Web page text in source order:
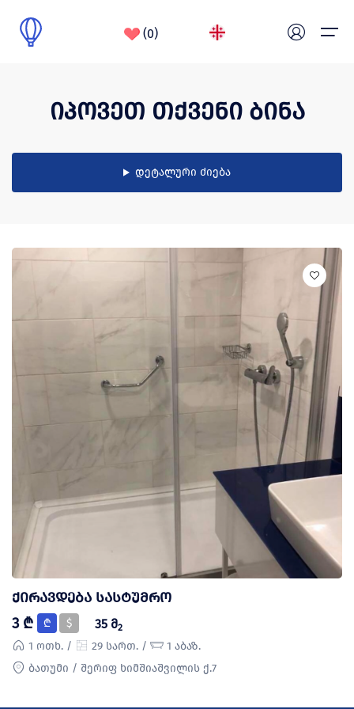
საიტი მუშაობს სატესტო რეჟიმში
მთავარი
ჩვენ შესახებ
ბლოგი
(0)
იპოვეთ თქვენი ბინა
დეტალური ძიება
ქირავდება სასტუმრო
3 ₾ ₾ $ 35 მ2
1 ოთხ. / 29 სართ. /
1 აბაზ.
ბათუმი / შერიფ ხიმშიაშვილის ქ.7